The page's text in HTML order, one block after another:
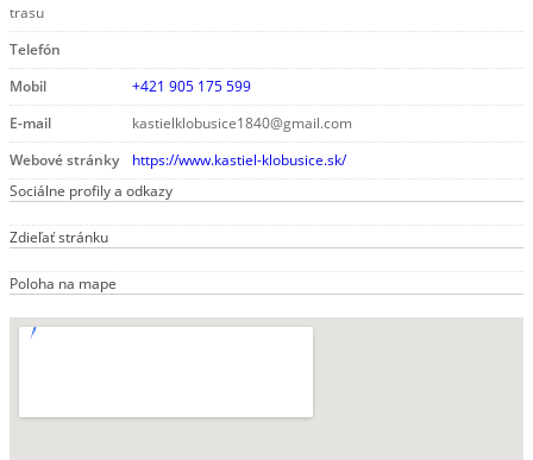
trasu
Telefón
Mobil
+421 905 175 599
E-mail
kastielklobusice1840@gmail.com
Webové stránky
https://www.kastiel-klobusice.sk/
Sociálne profily a odkazy
Zdieľať stránku
Poloha na mape